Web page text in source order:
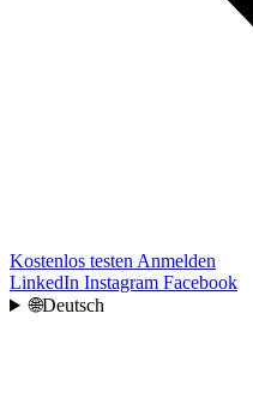
Kostenlos testen Anmelden
LinkedIn Instagram Facebook
🌐Deutsch